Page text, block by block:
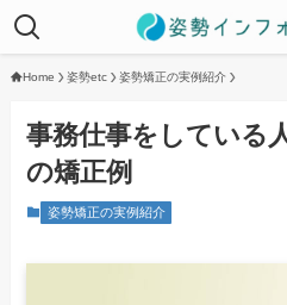
Home 姿勢etc 姿勢矯正の実例紹介
事務仕事をしてい
の矯正例
姿勢矯正の実例紹介